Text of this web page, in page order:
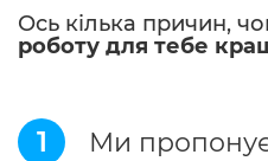
Ось кілька причин,
роботу для тебе
1
Ми